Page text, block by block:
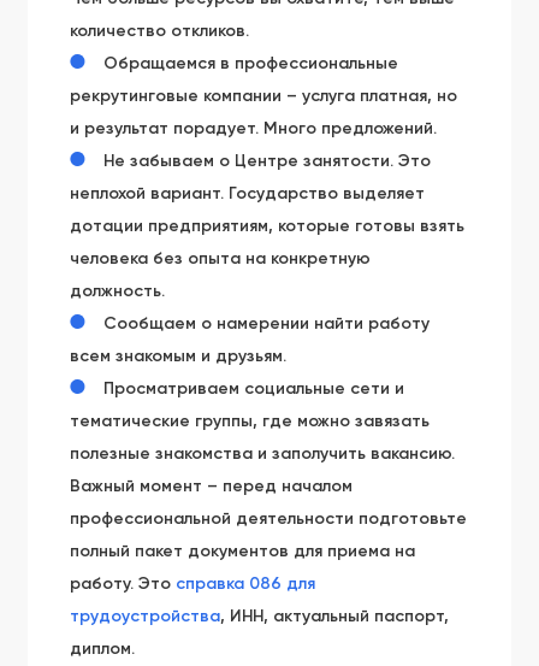
количество откликов.
Обращаемся в профессиональные
рекрутинговые компании – услуга платная, но
и результат порадует. Много предложений.
Не забываем о Центре занятости. Это
неплохой вариант. Государство выделяет
дотации предприятиям, которые готовы взять
человека без опыта на конкретную
должность.
Сообщаем о намерении найти работу
всем знакомым и друзьям.
Просматриваем социальные сети и
тематические группы, где можно завязать
полезные знакомства и заполучить вакансию.
Важный момент – перед началом
профессиональной деятельности подготовьте
полный пакет документов для приема на
работу. Это справка 086 для
трудоустройства, ИНН, актуальный паспорт,
диплом.